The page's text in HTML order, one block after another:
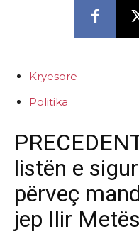
Kryesore
Politika
listën e
përveç
jep Ilir